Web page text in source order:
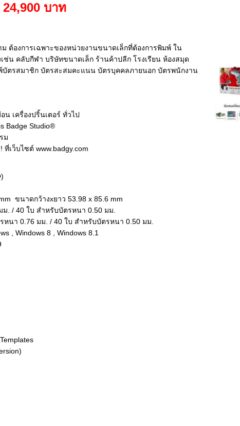
24,900 บาท
ต้องการเฉพาะของหน่วยงานขนาดเล็กที่ต้องการพิมพ์ ใน
ช่น คลับกีฬา บริษัทขนาดเล็ก ร้านค้าปลีก โรงเรียน ห้องสมุด
บัตรสมาชิก บัตรสะสมคะแนน บัตรบุคคลภายนอก บัตรพนักงาน
น เครื่องปริ้นเตอร์ ทั่วไป
Badge Studio®
ม
เว็บไซต์ www.badgy.com
ขนาดกว้างxยาว 53.98 x 85.6 mm
. / 40 ใบ สำหรับบัตรหนา 0.50 มม.
นา 0.76 มม. / 40 ใบ สำหรับบัตรหนา 0.50 มม.
, Windows 8 , Windows 8.1